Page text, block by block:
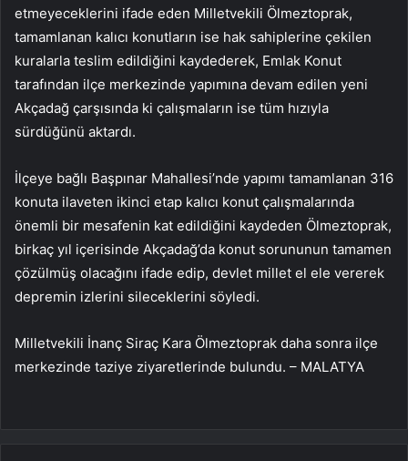
etmeyeceklerini ifade eden Milletvekili Ölmeztoprak,
tamamlanan kalıcı konutların ise hak sahiplerine çekilen
kuralarla teslim edildiğini kaydederek, Emlak Konut
tarafından ilçe merkezinde yapımına devam edilen yeni
Akçadağ çarşısında ki çalışmaların ise tüm hızıyla
sürdüğünü aktardı.
İlçeye bağlı Başpınar Mahallesi’nde yapımı tamamlanan 316
konuta ilaveten ikinci etap kalıcı konut çalışmalarında
önemli bir mesafenin kat edildiğini kaydeden Ölmeztoprak,
birkaç yıl içerisinde Akçadağ’da konut sorununun tamamen
çözülmüş olacağını ifade edip, devlet millet el ele vererek
depremin izlerini sileceklerini söyledi.
Milletvekili İnanç Siraç Kara Ölmeztoprak daha sonra ilçe
merkezinde taziye ziyaretlerinde bulundu. – MALATYA